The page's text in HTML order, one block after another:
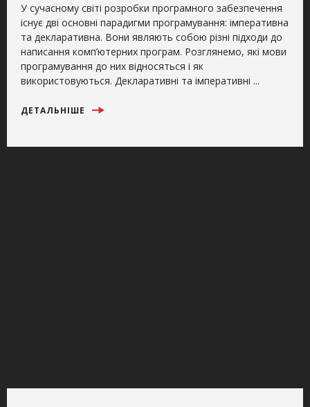
У сучасному світі розробки програмного забезпечення
існує дві основні парадигми програмування: імперативна
та декларативна. Вони являють собою різні підходи до
написання комп’ютерних програм. Розглянемо, які мови
програмування до них відносяться і як
використовуються. Декларативні та імперативні ...
ДЕТАЛЬНІШЕ